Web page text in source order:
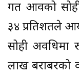
गत आवको
३४ प्रतिशतले
सोही अवधिमा
लाख बराबरको